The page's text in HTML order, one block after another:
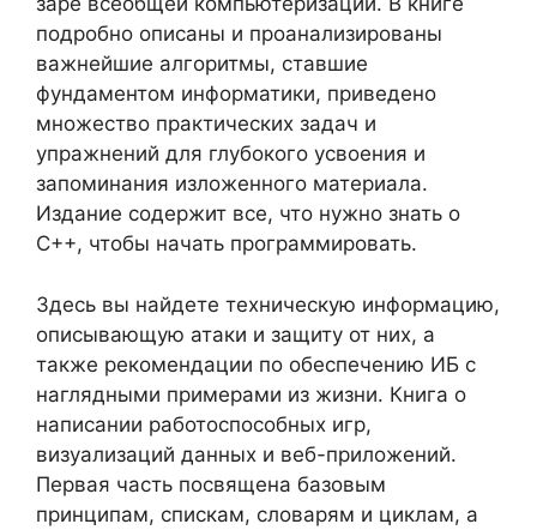
подробно описаны и проанализированы
важнейшие алгоритмы, ставшие
фундаментом информатики, приведено
множество практических задач и
упражнений для глубокого усвоения и
запоминания изложенного материала.
Издание содержит все, что нужно знать о
C++, чтобы начать программировать.
Здесь вы найдете техническую информацию,
описывающую атаки и защиту от них, а
также рекомендации по обеспечению ИБ с
наглядными примерами из жизни. Книга о
написании работоспособных игр,
визуализаций данных и веб-приложений.
Первая часть посвящена базовым
принципам, спискам, словарям и циклам, а